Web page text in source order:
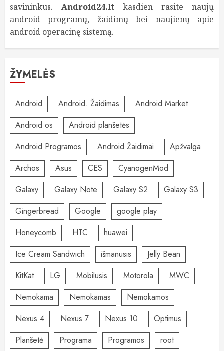
savininkus. Android24.lt kasdien rasite naujų
android programų, žaidimų bei naujienų apie
android operacinę sistemą.
ŽYMELĖS
Android Android. Žaidimas
Android Market
Android os
Android planšetės
Android Programos
Android Žaidimai
Apžvalga
Archos
Asus CES
CyanogenMod
Galaxy
Galaxy Note Galaxy S2
Galaxy S3
Gingerbread
Google
google play
Honeycomb
HTC
huawei
Ice Cream Sandwich
išmanusis
Jelly Bean
KitKat
LG Mobilusis Motorola
MWC
Nemokama
Nemokamas
Nemokamos
Nexus 4
Nexus 7 Nexus 10
Optimus
Planšetė
Programa Programos
root